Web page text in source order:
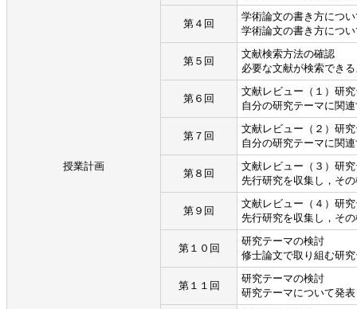
授業計画
第４回
学術論文の書き方につ
学術論文の書き方につ
第５回
文献検索方法の確認
必要な文献が検索でき
第６回
文献レビュー（１）研
自分の研究テーマに関
第７回
文献レビュー（２）研
自分の研究テーマに関
第８回
文献レビュー（３）研
先行研究を収集し，そ
第９回
文献レビュー（４）研
先行研究を収集し，そ
第１０回
研究テーマの検討
修士論文で取り組む研
第１１回
研究テーマの検討
研究テーマについて発